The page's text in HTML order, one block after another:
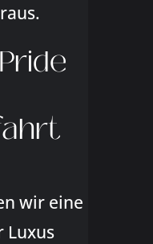
wir eine
Luxus